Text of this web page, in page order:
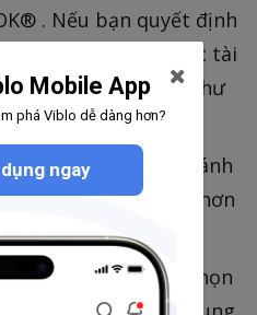
. Nếu bạn quyết định
Prep của Rita thì đọc tài
khảo PMBOK® như
2 lần. Bạn nên đánh
xem lại để hiệu quả hơn
candidates được chọn
Mobile App
phá Viblo dễ dàng hơn?
ngay